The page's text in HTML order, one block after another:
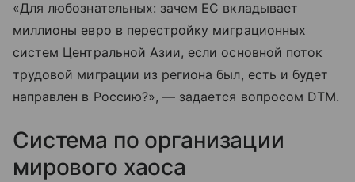
«Для любознательных: зачем ЕС вкладывает
миллионы евро в перестройку миграционных
систем Центральной Азии, если основной поток
трудовой миграции из региона был, есть и будет
направлен в Россию?», — задается вопросом DTM.
Система по организации
мирового хаоса